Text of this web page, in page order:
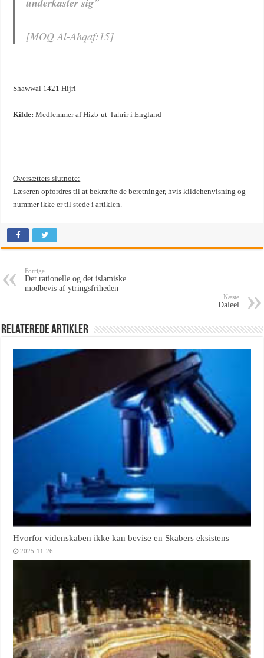
[MOQ Al-Ahqaf:15]
Shawwal 1421 Hijri
Kilde: Medlemmer af Hizb-ut-Tahrir i England
Oversætters slutnote:
Læseren opfordres til at bekræfte de beretninger, hvis kildehenvisning og
nummer ikke er til stede i artiklen.
Forrige
Det rationelle og det islamiske
modbevis af ytringsfriheden
Næste
Daleel
Relaterede Artikler
Hvorfor videnskaben ikke kan bevise en Skabers eksistens
2025-11-26